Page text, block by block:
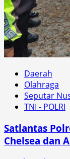
Daerah
Olahraga
Seputar
TNI - POLRI
Satlantas
Chelsea dan